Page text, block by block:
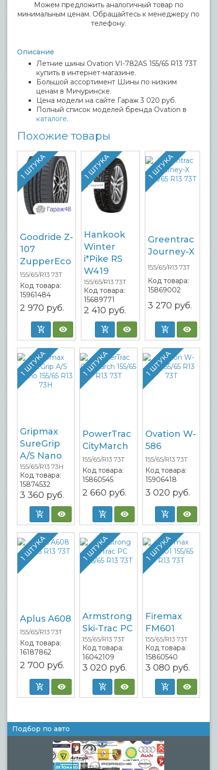
Можем предложить аналогичный товар по
минимальным ценам. Обращайтесь к менеджеру по
телефону.
Описание
Летние шины Ovation VI-782AS 155/65 R13 73T
купить в интернет-магазине.
Большой ассортимент Шины по низким
ценам в Мичуринске.
Цена модели на сайте Гараж 3 020 руб.
Полный список моделей бренда Ovation в
каталоге.
Похожие товары
1 ШТУКА
Goodride Z-
107
ZupperEco
155/65/R13 73T
Код товара:
15961484
2 970 руб.
1 ШТУКА
Hankook
Winter
i*Pike RS
W419
155/65/R13 73T
Код товара:
15689771
2 410 руб.
1 ШТУКА
Greentrac
Journey-X
155/65/R13 73T
Код товара:
15869002
3 270 руб.
1 ШТУКА
Gripmax
SureGrip
A/S Nano
155/65/R13 73H
Код товара:
15874532
3 360 руб.
1 ШТУКА
PowerTrac
CityMarch
155/65/R13 73T
Код товара:
15860545
2 660 руб.
1 ШТУКА
Ovation W-
586
155/65/R13 73T
Код товара:
15906418
3 020 руб.
1 ШТУКА
Aplus A608
155/65/R13 73T
Код товара:
16187862
2 700 руб.
1 ШТУКА
Armstrong
Ski-Trac PC
155/65/R13 73T
Код товара:
16042109
3 020 руб.
1 ШТУКА
Firemax
FM601
155/65/R13 73T
Код товара:
15860540
3 080 руб.
Подбор по авто